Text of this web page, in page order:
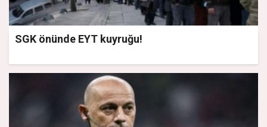
SGK önünde EYT kuyruğu!